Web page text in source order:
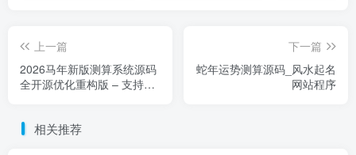
上一篇
2026马年新版测算系统源码
全开源优化重构版 – 支持易
下一篇
蛇年运势测算源码_风水起名
网站程序
相关推荐